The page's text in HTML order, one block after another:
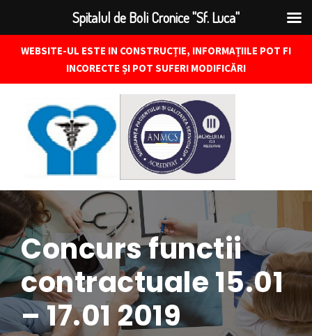
WEBSITE-UL ESTE IN CONSTRUCȚIE, INFORMAȚIILE POT FI
INCORECTE ȘI POT SUFERI MODIFICĂRI
Concurs functii
contractuale 15.01
– 17.01 2019
Spitalul de Boli Cronice "Sf. Luca"